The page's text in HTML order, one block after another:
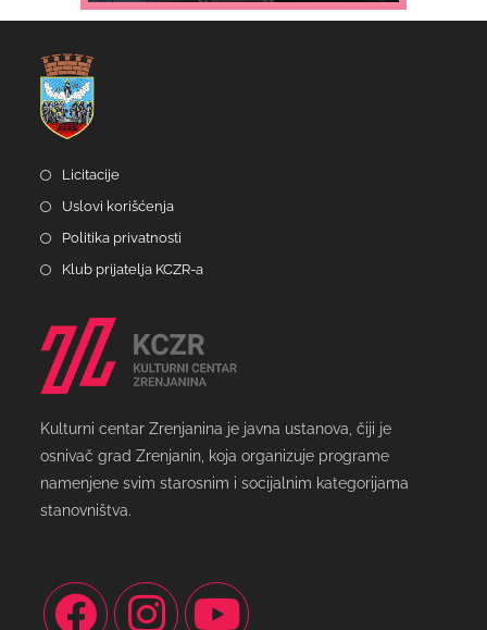
Licitacije
Uslovi korišćenja
Politika privatnosti
Klub prijatelja KCZR-a
Kulturni centar Zrenjanina je javna ustanova, čiji je
osnivač grad Zrenjanin, koja organizuje programe
namenjene svim starosnim i socijalnim kategorijama
stanovništva.